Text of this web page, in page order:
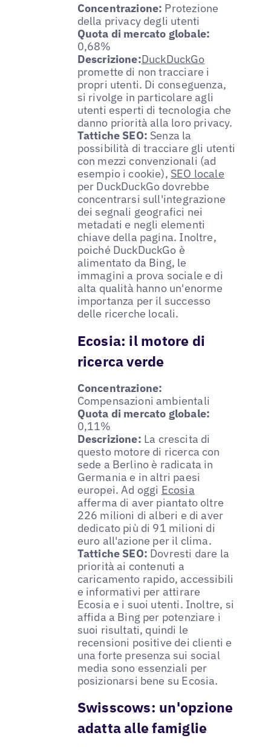
Concentrazione: Protezione
della privacy degli utenti
Quota di mercato globale:
0,68%
Descrizione:DuckDuckGo
promette di non tracciare i
propri utenti. Di conseguenza,
si rivolge in particolare agli
utenti esperti di tecnologia che
danno priorità alla loro privacy.
Tattiche SEO: Senza la
possibilità di tracciare gli utenti
con mezzi convenzionali (ad
esempio i cookie), SEO locale
per DuckDuckGo dovrebbe
concentrarsi sull'integrazione
dei segnali geografici nei
metadati e negli elementi
chiave della pagina. Inoltre,
poiché DuckDuckGo è
alimentato da Bing, le
immagini a prova sociale e di
alta qualità hanno un'enorme
importanza per il successo
delle ricerche locali.
Ecosia: il motore di
ricerca verde
Concentrazione:
Compensazioni ambientali
Quota di mercato globale:
0,11%
Descrizione: La crescita di
questo motore di ricerca con
sede a Berlino è radicata in
Germania e in altri paesi
europei. Ad oggi Ecosia
afferma di aver piantato oltre
226 milioni di alberi e di aver
dedicato più di 91 milioni di
euro all'azione per il clima.
Tattiche SEO: Dovresti dare la
priorità ai contenuti a
caricamento rapido, accessibili
e informativi per attirare
Ecosia e i suoi utenti. Inoltre, si
affida a Bing per potenziare i
suoi risultati, quindi le
recensioni positive dei clienti e
una forte presenza sui social
media sono essenziali per
posizionarsi bene su Ecosia.
Swisscows: un'opzione
adatta alle famiglie